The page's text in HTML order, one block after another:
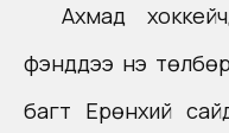
Ахмад
фэнүүддээ үнэ
багт Ерөнхий